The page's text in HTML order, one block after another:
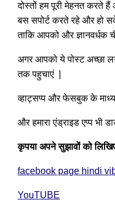
दोस्तों हम पूरी मेहनत करते
बस सपोर्ट करते रहे और हो
ताकि आपको और ज्ञानवर्धक
अगर आपको ये पोस्ट अच्छा
तक पहुचाएं |
व्हाट्सप्प और फेसबुक के
और हमारा एंड्राइड एप्प भी
कृपया अपने सुझावों को
facebook page hindi
YouTUBE